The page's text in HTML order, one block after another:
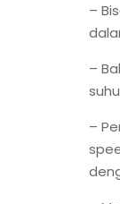
–
–
–